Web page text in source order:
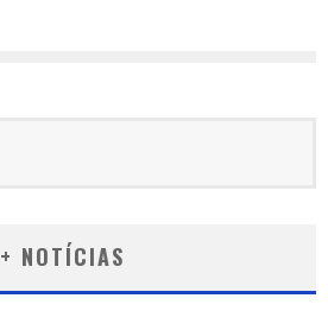
+ NOTÍCIAS